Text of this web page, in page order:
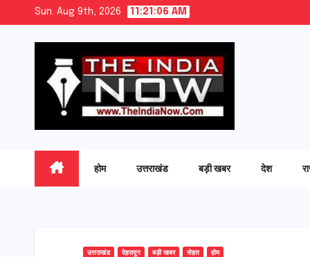
Sun. Aug 9th, 2026 11:21:07 AM
होम उत्तराखंड बड़ी खबर देश
उत्तराखंड देहरादून बड़ी खबर सेहत होम